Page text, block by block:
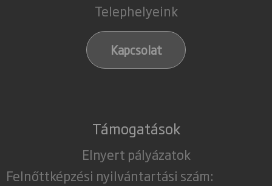
Telephelyeink
Kapcsolat
Támogatások
Elnyert pályázatok
Felnőttképzési nyilvántartási szám: